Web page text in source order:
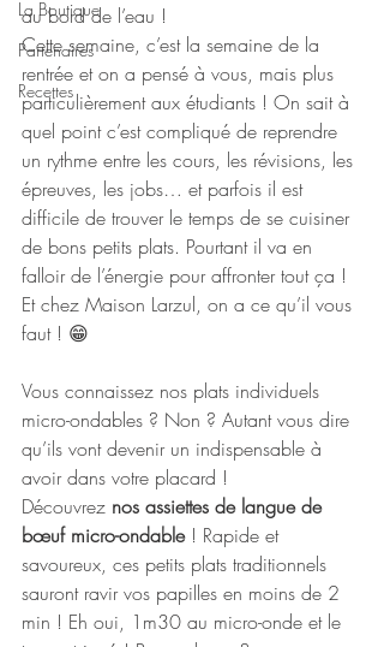
La Boutique
Partenaires
Recettes
au bord de l’eau !
Cette semaine, c’est la semaine de la
rentrée et on a pensé à vous, mais plus
particulièrement aux étudiants ! On sait à
quel point c’est compliqué de reprendre
un rythme entre les cours, les révisions, les
épreuves, les jobs… et parfois il est
difficile de trouver le temps de se cuisiner
de bons petits plats. Pourtant il va en
falloir de l’énergie pour affronter tout ça !
Et chez Maison Larzul, on a ce qu’il vous
faut ! 😁
Vous connaissez nos plats individuels
micro-ondables ? Non ? Autant vous dire
qu’ils vont devenir un indispensable à
avoir dans votre placard !
Découvrez nos assiettes de langue de
bœuf micro-ondable ! Rapide et
savoureux, ces petits plats traditionnels
sauront ravir vos papilles en moins de 2
min ! Eh oui, 1m30 au micro-onde et le